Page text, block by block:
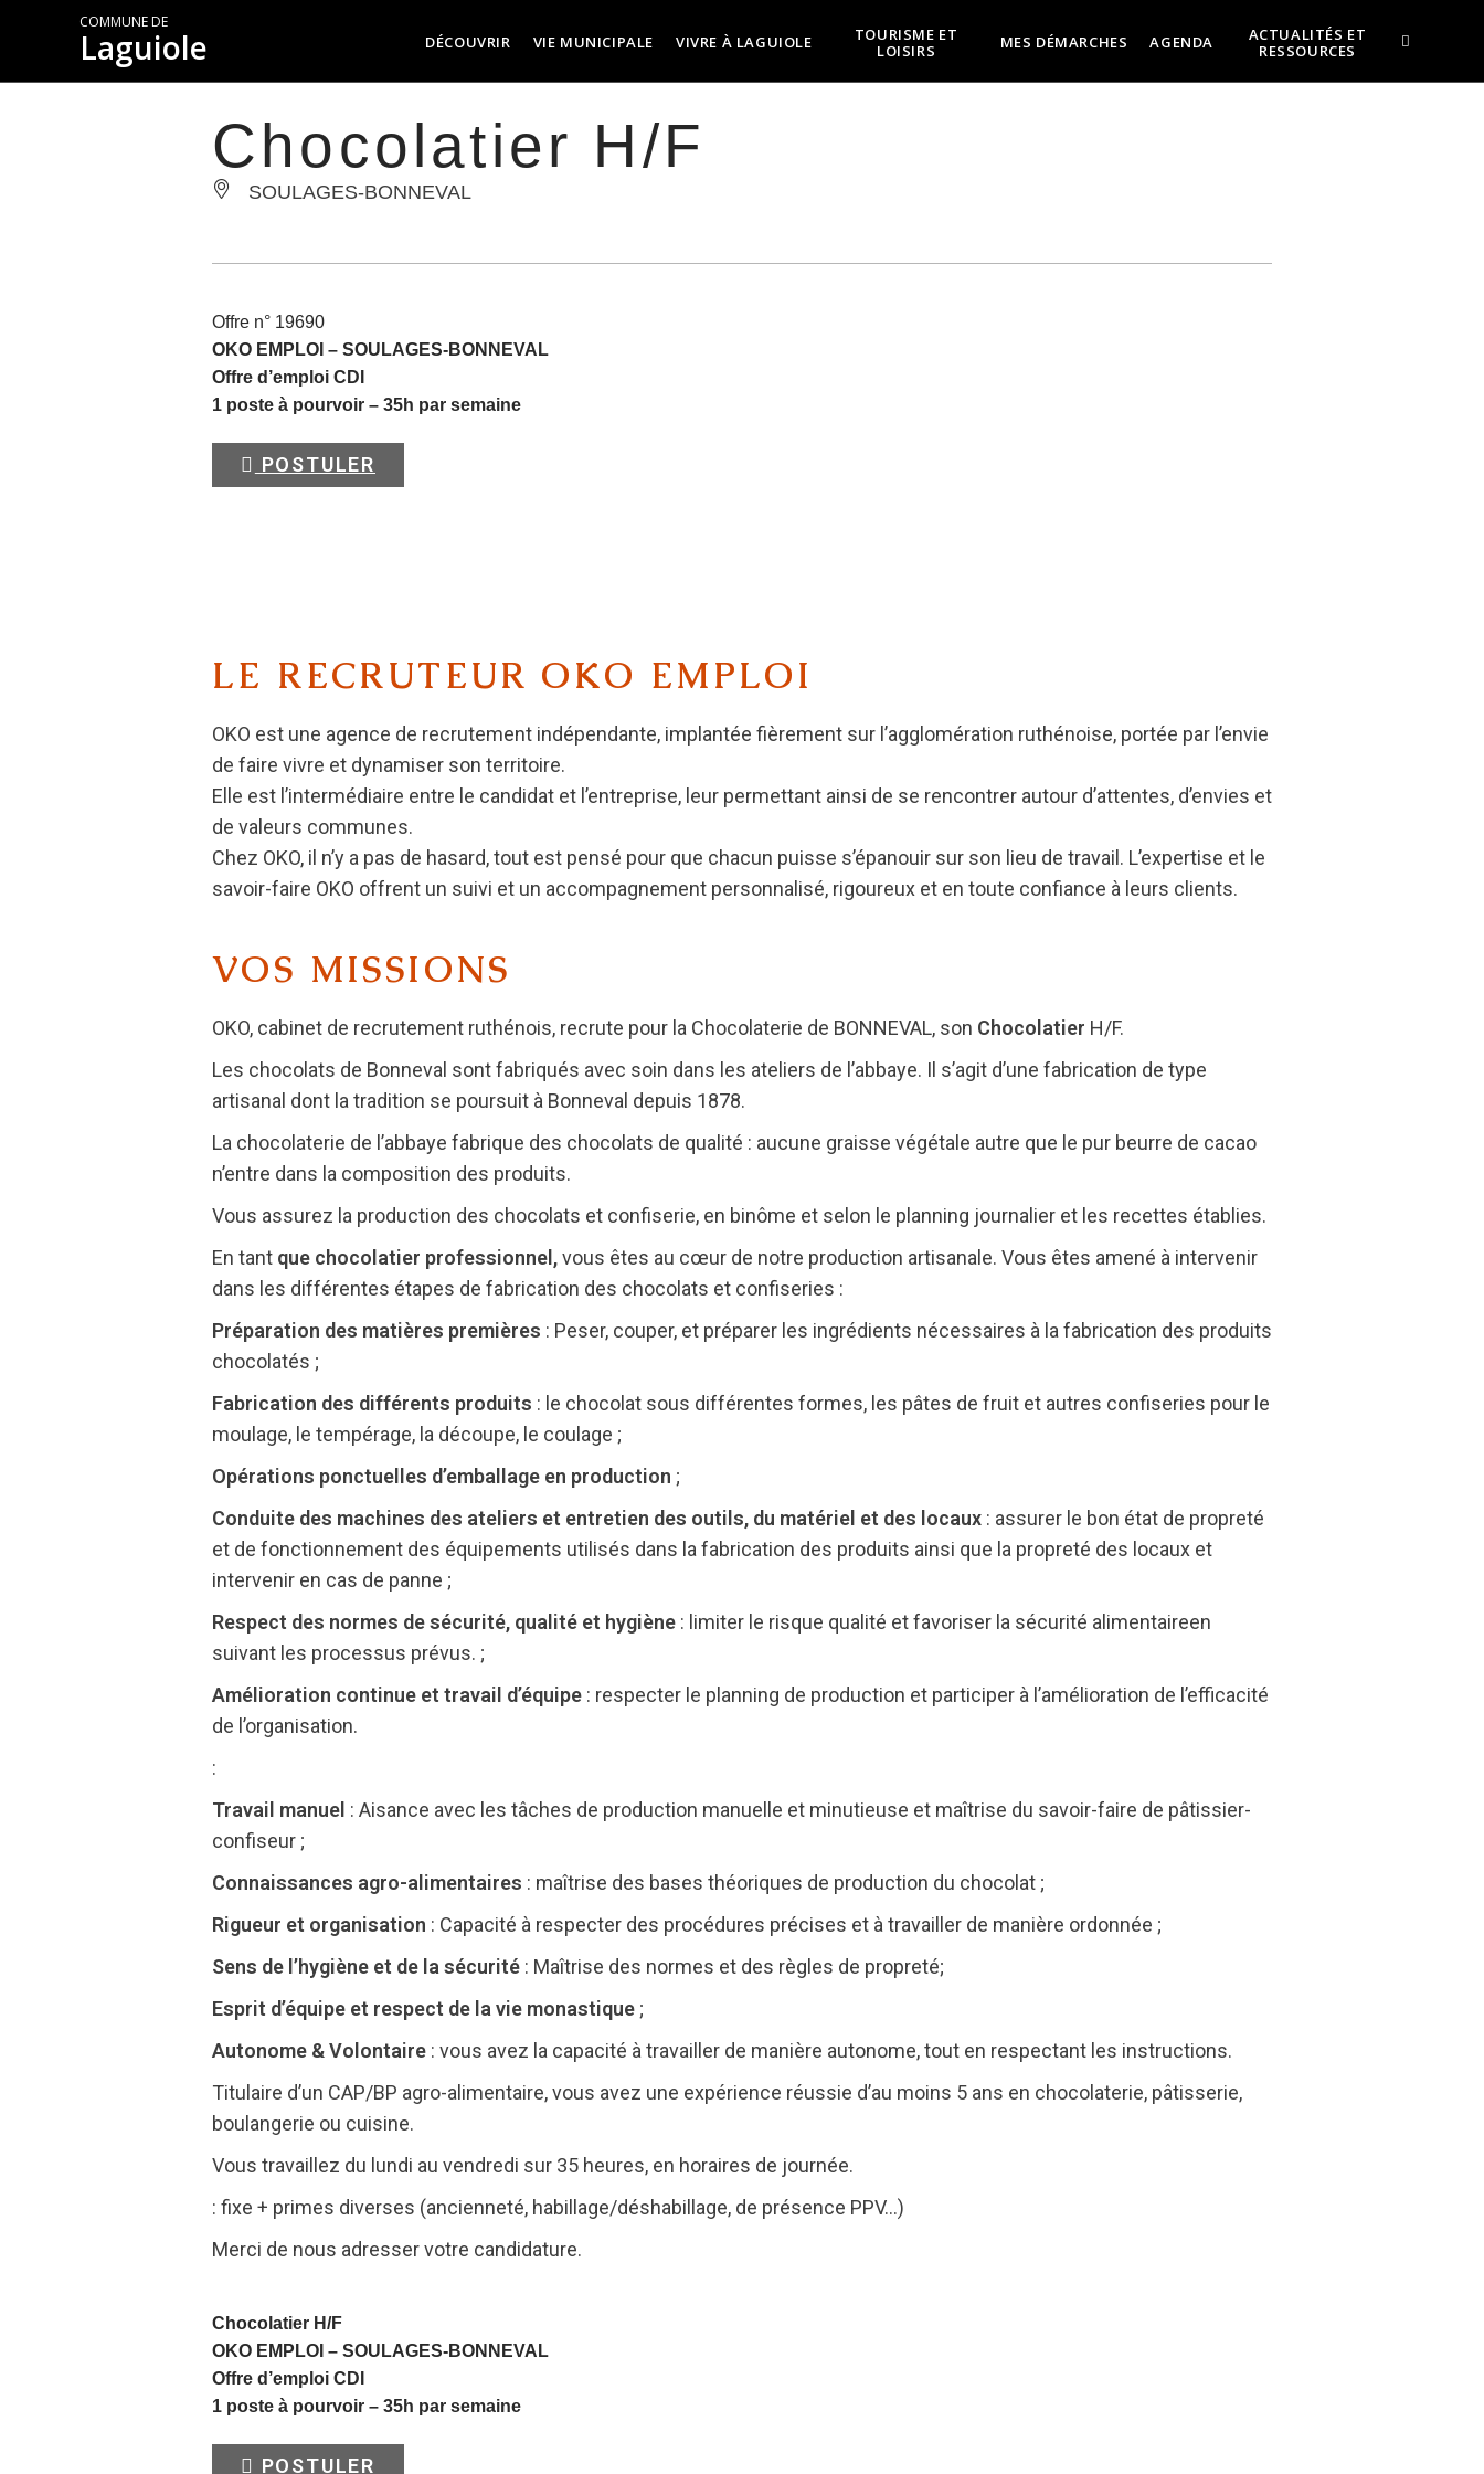
COMMUNE DE
Laguiole DÉCOUVRIR VIE MUNICIPALE VIVRE À LAGUIOLE
TOURISME ET
LOISIRS
MES DÉMARCHES AGENDA
ACTUALITÉS ET
RESSOURCES
Chocolatier H/F
SOULAGES-BONNEVAL
Offre n° 19690
OKO EMPLOI – SOULAGES-BONNEVAL
Offre d’emploi CDI
1 poste à pourvoir – 35h par semaine
POSTULER
LE RECRUTEUR OKO EMPLOI
OKO est une agence de recrutement indépendante, implantée fièrement sur l’agglomération ruthénoise, portée par l’envie
de faire vivre et dynamiser son territoire.
Elle est l’intermédiaire entre le candidat et l’entreprise, leur permettant ainsi de se rencontrer autour d’attentes, d’envies et
de valeurs communes.
Chez OKO, il n’y a pas de hasard, tout est pensé pour que chacun puisse s’épanouir sur son lieu de travail. L’expertise et le
savoir-faire OKO offrent un suivi et un accompagnement personnalisé, rigoureux et en toute confiance à leurs clients.
VOS MISSIONS
OKO, cabinet de recrutement ruthénois, recrute pour la Chocolaterie de BONNEVAL, son Chocolatier H/F.
Les chocolats de Bonneval sont fabriqués avec soin dans les ateliers de l’abbaye. Il s’agit d’une fabrication de type
artisanal dont la tradition se poursuit à Bonneval depuis 1878.
La chocolaterie de l’abbaye fabrique des chocolats de qualité : aucune graisse végétale autre que le pur beurre de cacao
n’entre dans la composition des produits.
Vous assurez la production des chocolats et confiserie, en binôme et selon le planning journalier et les recettes établies.
En tant que chocolatier professionnel,vous êtes au cœur de notre production artisanale. Vous êtes amené à intervenir
dans les différentes étapes de fabrication des chocolats et confiseries :
Préparation des matières premières : Peser, couper, et préparer les ingrédients nécessaires à la fabrication des produits
chocolatés ;
Fabrication des différents produits : le chocolat sous différentes formes, les pâtes de fruit et autres confiseries pour le
moulage, le tempérage, la découpe, le coulage ;
Opérations ponctuelles d’emballage en production ;
Conduite des machines des ateliers et entretien des outils, du matériel et des locaux : assurer le bon état de propreté
et de fonctionnement des équipements utilisés dans la fabrication des produits ainsi que la propreté des locaux et
intervenir en cas de panne ;
Respect des normes de sécurité, qualité et hygiène : limiter le risque qualité et favoriser la sécurité alimentaireen
suivant les processus prévus. ;
Amélioration continue et travail d’équipe : respecter le planning de production et participer à l’amélioration de l’efficacité
de l’organisation.
:
Travail manuel : Aisance avec les tâches de production manuelle et minutieuse et maîtrise du savoir-faire de pâtissier-
confiseur ;
Connaissances agro-alimentaires : maîtrise des bases théoriques de production du chocolat ;
Rigueur et organisation : Capacité à respecter des procédures précises et à travailler de manière ordonnée ;
Sens de l’hygiène et de la sécurité : Maîtrise des normes et des règles de propreté;
Esprit d’équipe et respect de la vie monastique ;
Autonome & Volontaire : vous avez la capacité à travailler de manière autonome, tout en respectant les instructions.
Titulaire d’un CAP/BP agro-alimentaire, vous avez une expérience réussie d’au moins 5 ans en chocolaterie, pâtisserie,
boulangerie ou cuisine.
Vous travaillez du lundi au vendredi sur 35 heures, en horaires de journée.
: fixe + primes diverses (ancienneté, habillage/déshabillage, de présence PPV…)
Merci de nous adresser votre candidature.
Chocolatier H/F
OKO EMPLOI – SOULAGES-BONNEVAL
Offre d’emploi CDI
1 poste à pourvoir – 35h par semaine
POSTULER